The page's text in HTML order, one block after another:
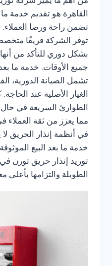
القاهرة هو تقديم خدمة ما
تضمن راحة ورضا العملاء.
توفر الشركة فريقًا
بشكل دوري للتأكد من
جميع الأوقات. خدمة ما
تشمل الصيانة الدورية،
الغيار الأصلية عند
الطوارئ السريعة في
مما يعزز من ثقة العملاء
في أنظمة إنذار الحريق
خدمة ما بعد البيع
توريد إنذار حريق ثورن
الطويلة والتزامها بأعلى